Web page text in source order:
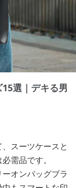
選｜デキる男
スーツケースと
需品です。
オンバッグブラ